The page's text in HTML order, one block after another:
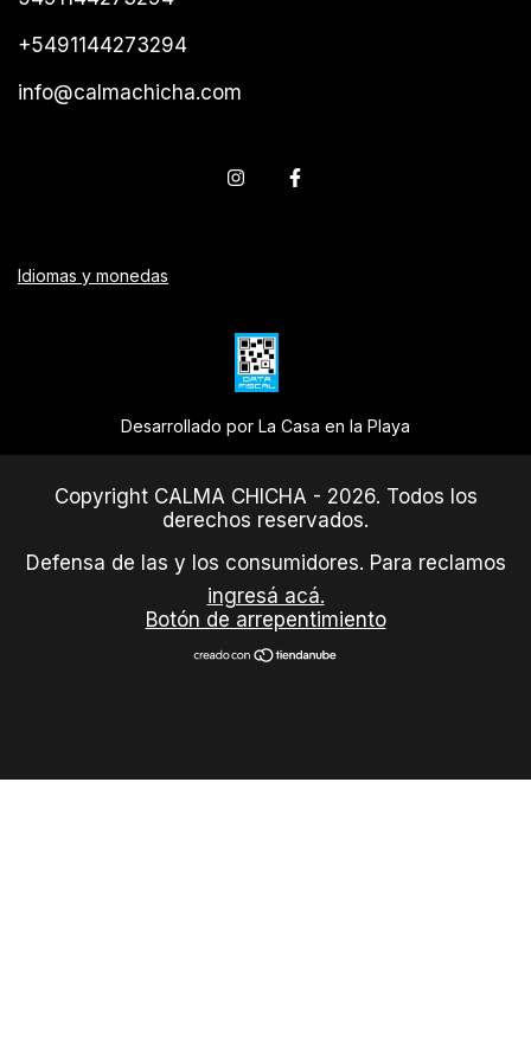
+5491144273294
info@calmachicha.com
Idiomas y monedas
Desarrollado por La Casa en la Playa
Copyright CALMA CHICHA - 2026. Todos los
derechos reservados.
Defensa de las y los consumidores. Para reclamos
ingresá acá.
Botón de arrepentimiento